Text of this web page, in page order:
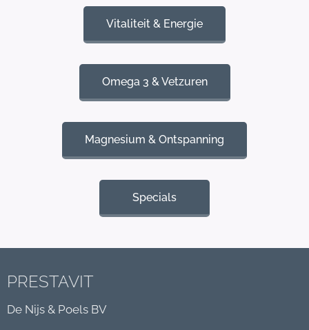
Vitaliteit & Energie
Omega 3 & Vetzuren
Magnesium & Ontspanning
Specials
PRESTAVIT
De Nijs & Poels BV